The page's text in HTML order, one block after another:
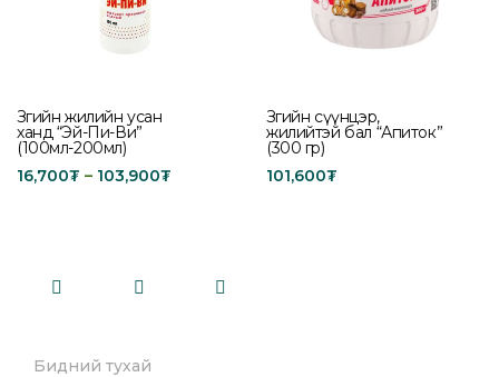
Зөгийн жилийн усан
ханд “Эй-Пи-Ви”
(100мл-200мл)
16,700₮ – 103,900₮
Зөгийн сүүнцэр,
жилийтэй бал “Апиток”
(300 гр)
101,600₮
Бидний тухай